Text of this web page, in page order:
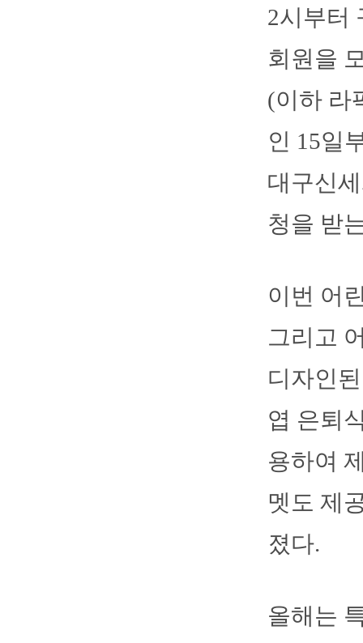
2시부터
회원을
(이하 라
인 15일
대구신
청을 받
이번 어
그리고
디자인
엽 은퇴
용하여
멧도 제
졌다.
올해는